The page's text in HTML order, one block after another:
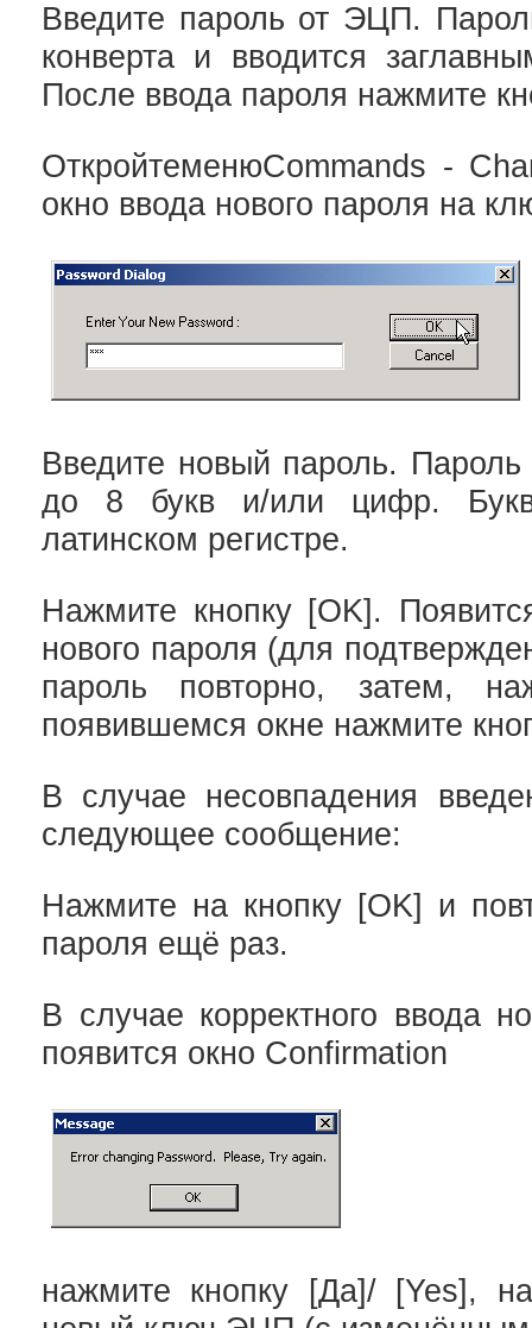
Введите пароль от ЭЦП.
конверта и вводится
После ввода пароля нажмите
ОткройтеменюCommands -
окно ввода нового пароля на
Введите новый пароль.
до 8 букв и/или цифр.
латинском регистре.
Нажмите кнопку [OK].
нового пароля (для
пароль повторно, затем,
появившемся окне нажмите
В случае несовпадения
следующее сообщение:
Нажмите на кнопку [OK] и
пароля ещё раз.
В случае корректного ввода
появится окно Confirmation
нажмите кнопку [Да]/ [Yes],